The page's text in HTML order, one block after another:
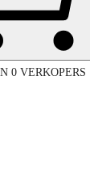
0 VERKOPERS